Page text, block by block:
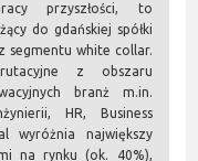
przyszłości, to
do gdańskiej spółki
segmentu white collar.
z obszaru
branż m.in.
HR, Business
wyróżnia największy
na rynku (ok. 40%),